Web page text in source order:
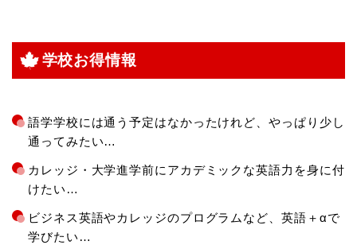
学校お得情報
語学学校には通う予定はなかったけれど、やっぱり少し
通ってみたい…
カレッジ・大学進学前にアカデミックな英語力を身に付
けたい…
ビジネス英語やカレッジのプログラムなど、英語＋αで
学びたい…